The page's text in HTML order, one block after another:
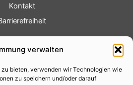
verwalten
zu bieten, verwenden wir Technologien wie
zu speichern und/oder darauf
Kontakt
Fotoservice
Videoservice